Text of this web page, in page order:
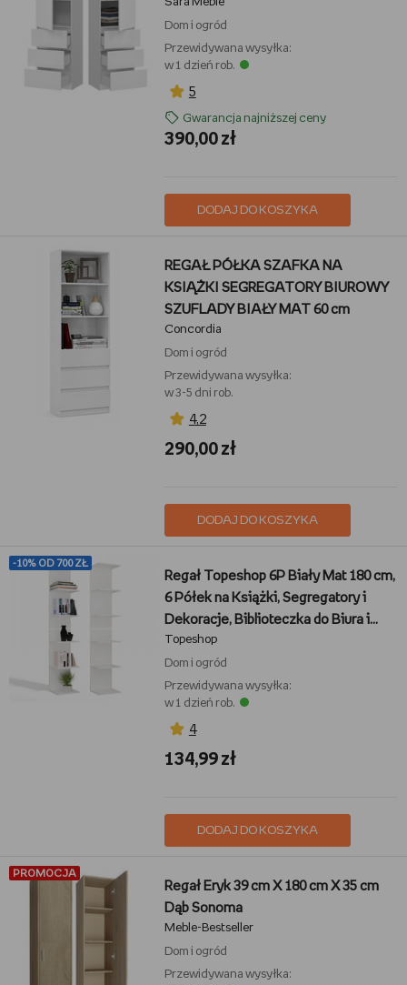
Dom i ogród
Przewidywana wysyłka:
w 1 dzień rob.
5
Gwarancja najniższej ceny
390,00 zł
DODAJ DO KOSZYKA
REGAŁ PÓŁKA SZAFKA NA
KSIĄŻKI SEGREGATORY BIUROWY
SZUFLADY BIAŁY MAT 60 cm
Concordia
Dom i ogród
Przewidywana wysyłka:
w 3-5 dni rob.
4,2
290,00 zł
DODAJ DO KOSZYKA
-10% OD 700 ZŁ
Regał Topeshop 6P Biały Mat 180 cm,
6 Półek na Książki, Segregatory i
Dekoracje, Biblioteczka do Biura i
Salonu
Topeshop
Dom i ogród
Przewidywana wysyłka:
w 1 dzień rob.
4
134,99 zł
DODAJ DO KOSZYKA
PROMOCJA
Regał Eryk 39 cm X 180 cm X 35 cm
Dąb Sonoma
Meble-Bestseller
Dom i ogród
Przewidywana wysyłka: